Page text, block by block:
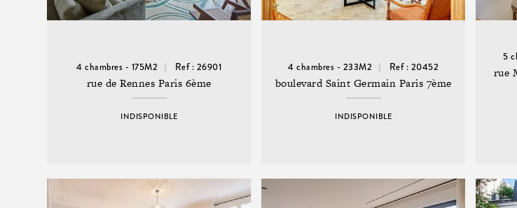
4 chambres - 175M2 Ref : 26901
rue de Rennes Paris 6ème
INDISPONIBLE
4 chambres - 233M2 Ref : 20452
boulevard Saint Germain Paris 7ème
INDISPONIBLE
5
rue